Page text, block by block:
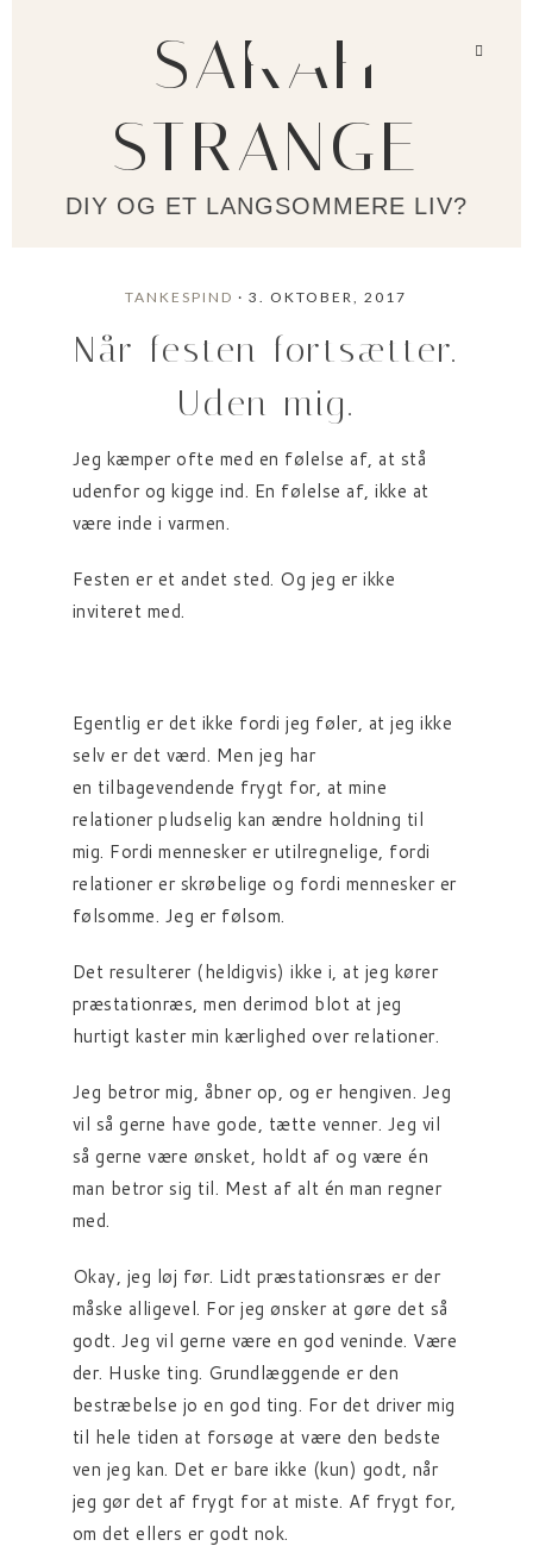
SARAH
STRANGE
DIY OG ET LANGSOMMERE LIV?
TANKESPIND · 3. OKTOBER, 2017
Når festen fortsætter.
Uden mig.
Jeg kæmper ofte med en følelse af, at stå
udenfor og kigge ind. En følelse af, ikke at
være inde i varmen.
Festen er et andet sted. Og jeg er ikke
inviteret med.
Egentlig er det ikke fordi jeg føler, at jeg ikke
selv er det værd. Men jeg har
en tilbagevendende frygt for, at mine
relationer pludselig kan ændre holdning til
mig. Fordi mennesker er utilregnelige, fordi
relationer er skrøbelige og fordi mennesker er
følsomme. Jeg er følsom.
Det resulterer (heldigvis) ikke i, at jeg kører
præstationræs, men derimod blot at jeg
hurtigt kaster min kærlighed over relationer.
Jeg betror mig, åbner op, og er hengiven. Jeg
vil så gerne have gode, tætte venner. Jeg vil
så gerne være ønsket, holdt af og være én
man betror sig til. Mest af alt én man regner
med.
Okay, jeg løj før. Lidt præstationsræs er der
måske alligevel. For jeg ønsker at gøre det så
godt. Jeg vil gerne være en god veninde. Være
der. Huske ting. Grundlæggende er den
bestræbelse jo en god ting. For det driver mig
til hele tiden at forsøge at være den bedste
ven jeg kan. Det er bare ikke (kun) godt, når
jeg gør det af frygt for at miste. Af frygt for,
om det ellers er godt nok.